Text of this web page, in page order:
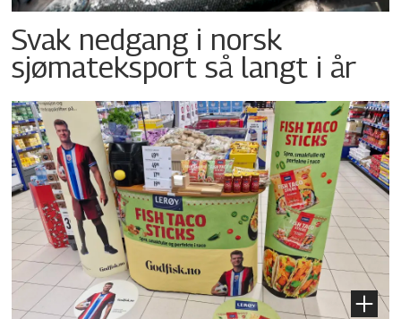
Svak nedgang i norsk
sjømateksport så langt i år